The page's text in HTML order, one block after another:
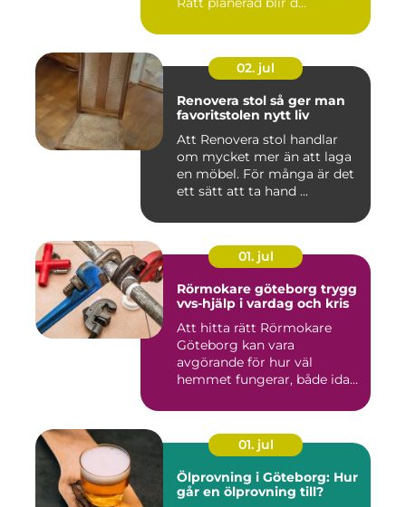
02. jul
Renovera stol så ger man
favoritstolen nytt liv
Att Renovera stol handlar
om mycket mer än att laga
en möbel. För många är det
ett sätt att ta hand ...
01. jul
Rörmokare göteborg trygg
vvs-hjälp i vardag och kris
Att hitta rätt Rörmokare
Göteborg kan vara
avgörande för hur väl
hemmet fungerar, både idag
01. jul
Ölprovning i Göteborg: Hur
går en ölprovning till?